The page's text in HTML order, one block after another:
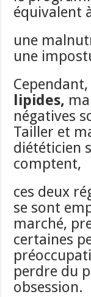
équivalent
une
une
Cependant,
lipides,
négatives
Tailler et
diététicien
comptent,
ces deux
se sont
marché,
certaines
perdre du
obsession.